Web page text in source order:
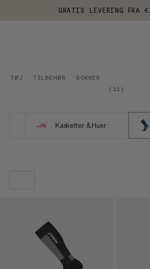
GRATIS LEVERING FRA
TØJ TILBEHØR
SOKKER
( 11 )
Kasketter & Huer